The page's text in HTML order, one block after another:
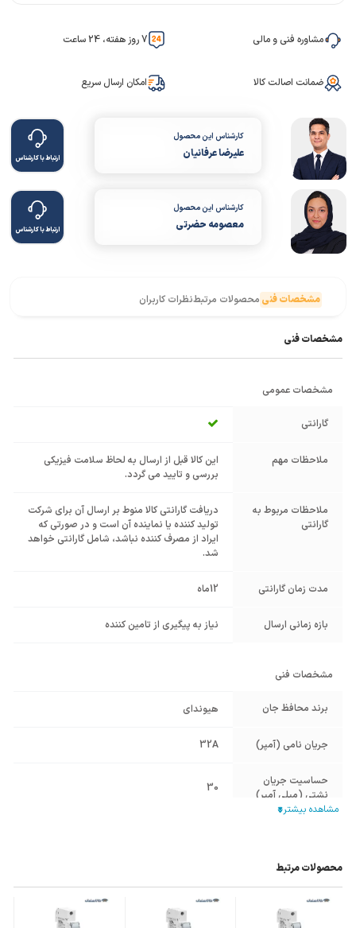
مشاوره فنی و مالی 7 روز هفته، 24 ساعت
ضمانت اصالت کالا امکان ارسال سریع
کارشناس این محصول
علیرضا عرفانیان ارتباط با کارشناس
کارشناس این محصول
معصومه حضرتی ارتباط با کارشناس
مشخصات فنی محصولات مرتبطنظرات کاربران
مشخصات فنی
مشخصات عمومی
گارانتی
ملاحظات مهم
این کالا قبل از ارسال به لحاظ سلامت فیزیکی
بررسی و تایید می گردد.
ملاحظات مربوط به
گارانتی
دریافت گارانتی کالا منوط بر ارسال آن برای شرکت
تولید کننده یا نماینده آن است و در صورتی که
ایراد از مصرف کننده نباشد، شامل گارانتی خواهد
شد.
مدت زمان گارانتی 12ماه
بازه زمانی ارسال نیاز به پیگیری از تامین کننده
مشخصات فنی
برند محافظ جان هیوندای
جریان نامی (آمپر) 32A
حساسیت جریان
نشتی (میلی آمپر)
30
قابلیت حفاظت در
اتصال کوتاه
محصولات مرتبط